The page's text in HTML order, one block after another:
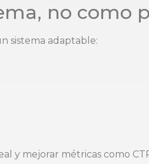
no como
sistema adaptable:
mejorar métricas como